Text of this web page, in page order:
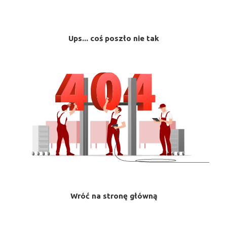
Ups... coś poszło nie tak
Wróć na stronę główną